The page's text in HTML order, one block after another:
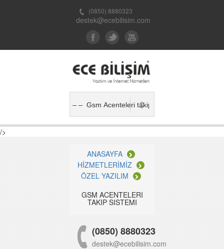
(0850) 8880323
destek@ecebilisim.com
/>
ANASAYFA
HİZMETLERİMİZ
ÖZEL YAZILIM
GSM ACENTELERI
TAKIP SISTEMI
(0850) 8880323
destek@ecebilisim.com